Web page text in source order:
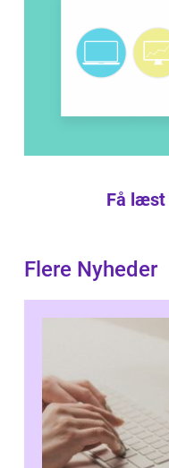
Få læst
Flere Nyheder